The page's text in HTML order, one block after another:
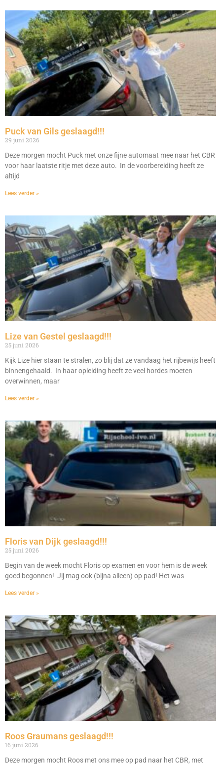
Puck van Gils geslaagd!!!
29 juni 2026
Deze morgen mocht Puck met onze fijne automaat mee naar het CBR
voor haar laatste ritje met deze auto. In de voorbereiding heeft ze
altijd
Lees verder »
Lize van Gestel geslaagd!!!
25 juni 2026
Kijk Lize hier staan te stralen, zo blij dat ze vandaag het rijbewijs heeft
binnengehaald. In haar opleiding heeft ze veel hordes moeten
overwinnen, maar
Lees verder »
Floris van Dijk geslaagd!!!
25 juni 2026
Begin van de week mocht Floris op examen en voor hem is de week
goed begonnen! Jij mag ook (bijna alleen) op pad! Het was
Lees verder »
Roos Graumans geslaagd!!!
16 juni 2026
Deze morgen mocht Roos met ons mee op pad naar het CBR, met